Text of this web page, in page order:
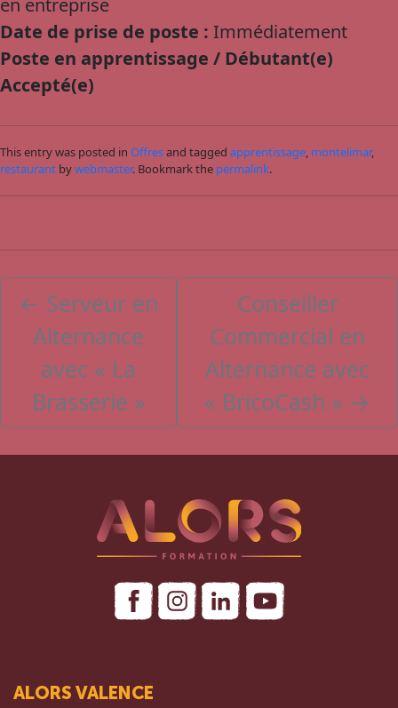
en entreprise
Date de prise de poste : Immédiatement
Poste en apprentissage / Débutant(e)
Accepté(e)
This entry was posted in Offresand tagged apprentissage, montelimar,
restaurant bywebmaster. Bookmark the permalink.
← Serveur en
Alternance
avec « La
Brasserie »
Conseiller
Commercial en
Alternance avec
« BricoCash » →
ALORS VALENCE